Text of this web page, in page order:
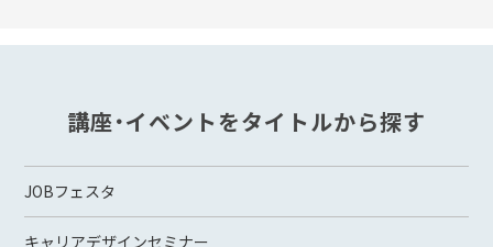
講座・イベントをタイトルから探す
JOBフェスタ
キャリアデザインセミナー